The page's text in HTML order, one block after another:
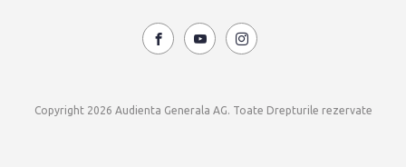
Copyright 2026 Audienta Generala AG. Toate Drepturile rezervate